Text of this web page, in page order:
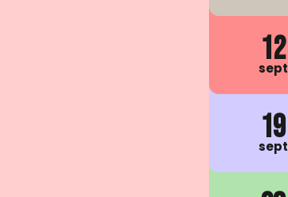
12
sept
19
sept